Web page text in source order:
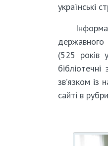
українські
державного
(525 років
зв’язком
сайті в